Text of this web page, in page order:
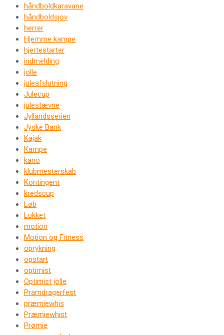
håndboldkaravane
håndboldsjov
herrer
Hjemme kampe
hjertestarter
indmelding
jolle
juleafslutning
Julecup
julestævne
Jyllandsserien
Jyske Bank
Kajak
Kampe
kano
klubmesterskab
Kontingent
kredscup
Løb
Lukket
motion
Motion og Fitness
oprykning
opstart
optimist
Optimist jolle
Pramdragerfest
præmiewhis
Præmiewhist
Prømie